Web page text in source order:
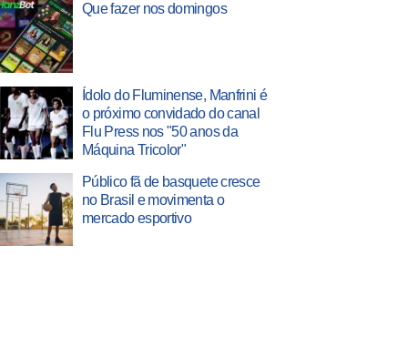
Que fazer nos domingos
Ídolo do Fluminense, Manfrini é
o próximo convidado do canal
Flu Press nos "50 anos da
Máquina Tricolor"
Público fã de basquete cresce
no Brasil e movimenta o
mercado esportivo